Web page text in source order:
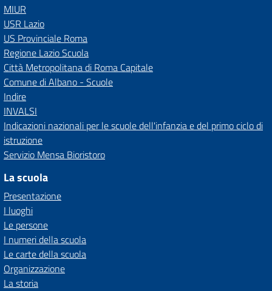
MIUR
USR Lazio
US Provinciale Roma
Regione Lazio Scuola
Città Metropolitana di Roma Capitale
Comune di Albano - Scuole
Indire
INVALSI
Indicazioni nazionali per le scuole dell'infanzia e del primo ciclo di
istruzione
Servizio Mensa Bioristoro
La scuola
Presentazione
I luoghi
Le persone
I numeri della scuola
Le carte della scuola
Organizzazione
La storia